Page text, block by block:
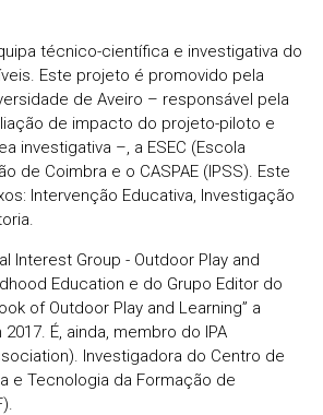
técnico-científica e investigativa do
Este projeto é promovido pela
de Aveiro – responsável pela
de impacto do projeto-piloto e
investigativa –, a ESEC (Escola
de Coimbra e o CASPAE (IPSS). Este
Intervenção Educativa, Investigação
Interest Group - Outdoor Play and
Education e do Grupo Editor do
of Outdoor Play and Learning” a
É, ainda, membro do IPA
Investigadora do Centro de
e Tecnologia da Formação de